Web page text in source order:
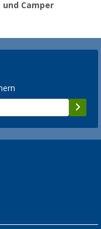
Camper